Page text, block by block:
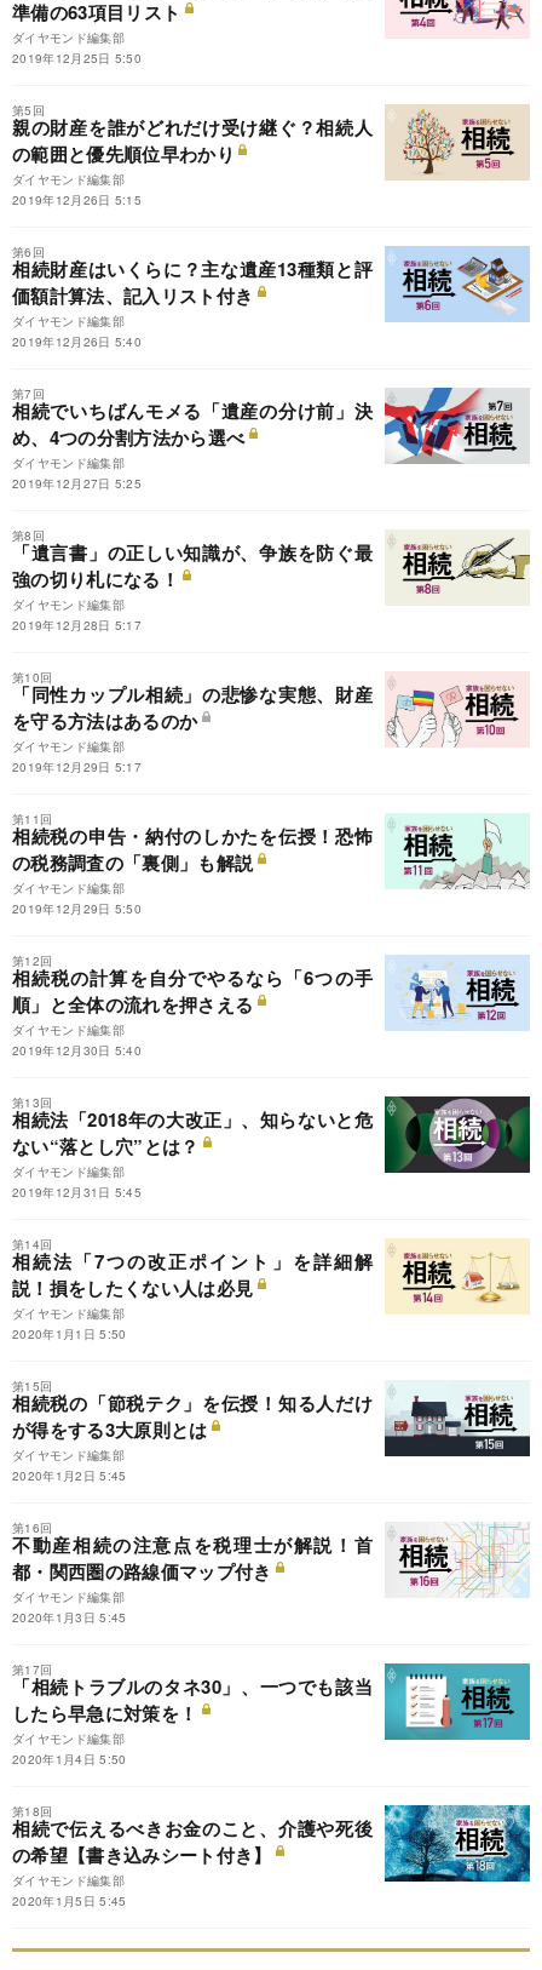
準備の63項目リスト
ダイヤモンド編集部
2019年12月25日 5:50
第5回
親の財産を誰がどれだけ受け継ぐ？相続人
の範囲と優先順位早わかり
ダイヤモンド編集部
2019年12月26日 5:15
第6回
相続財産はいくらに？主な遺産13種類と評
価額計算法、記入リスト付き
ダイヤモンド編集部
2019年12月26日 5:40
第7回
相続でいちばんモメる「遺産の分け前」決
め、4つの分割方法から選べ
ダイヤモンド編集部
2019年12月27日 5:25
第8回
「遺言書」の正しい知識が、争族を防ぐ最
強の切り札になる！
ダイヤモンド編集部
2019年12月28日 5:17
第10回
「同性カップル相続」の悲惨な実態、財産
を守る方法はあるのか
ダイヤモンド編集部
2019年12月29日 5:17
第11回
相続税の申告・納付のしかたを伝授！恐怖
の税務調査の「裏側」も解説
ダイヤモンド編集部
2019年12月29日 5:50
第12回
相続税の計算を自分でやるなら「6つの手
順」と全体の流れを押さえる
ダイヤモンド編集部
2019年12月30日 5:40
第13回
相続法「2018年の大改正」、知らないと危
ない“落とし穴”とは？
ダイヤモンド編集部
2019年12月31日 5:45
第14回
相続法「7つの改正ポイント」を詳細解
説！損をしたくない人は必見
ダイヤモンド編集部
2020年1月1日 5:50
第15回
相続税の「節税テク」を伝授！知る人だけ
が得をする3大原則とは
ダイヤモンド編集部
2020年1月2日 5:45
第16回
不動産相続の注意点を税理士が解説！首
都・関西圏の路線価マップ付き
ダイヤモンド編集部
2020年1月3日 5:45
第17回
「相続トラブルのタネ30」、一つでも該当
したら早急に対策を！
ダイヤモンド編集部
2020年1月4日 5:50
第18回
相続で伝えるべきお金のこと、介護や死後
の希望【書き込みシート付き】
ダイヤモンド編集部
2020年1月5日 5:45